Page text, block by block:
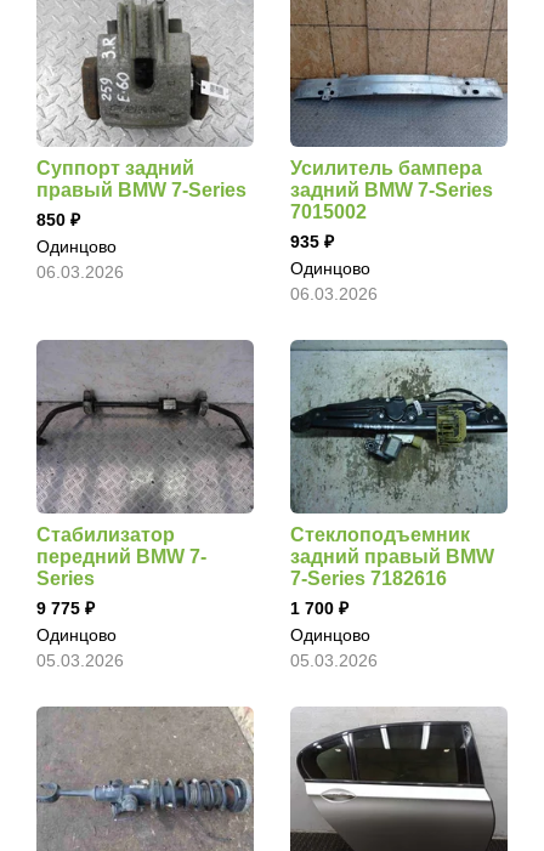
Суппорт задний
правый BMW 7-Series
850
Одинцово
06.03.2026
Усилитель бампера
задний BMW 7-Series
7015002
935
Одинцово
06.03.2026
Стабилизатор
передний BMW 7-
Series
9 775
Одинцово
05.03.2026
Стеклоподъемник
задний правый BMW
7-Series 7182616
1 700
Одинцово
05.03.2026